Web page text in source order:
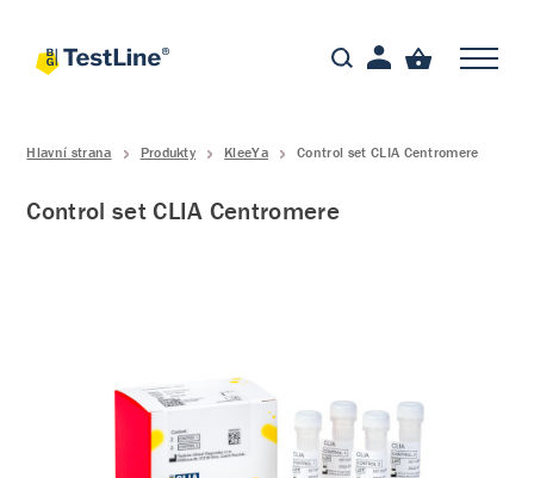
Hlavní strana Produkty KleeYa Control set CLIA Centromere
Control set CLIA Centromere